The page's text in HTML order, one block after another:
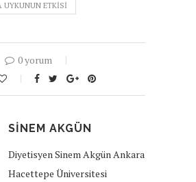
UYKUNUN ETKISI
0 yorum
SINEM AKGÜN
Diyetisyen Sinem Akgün Ankara
Hacettepe Üniversitesi